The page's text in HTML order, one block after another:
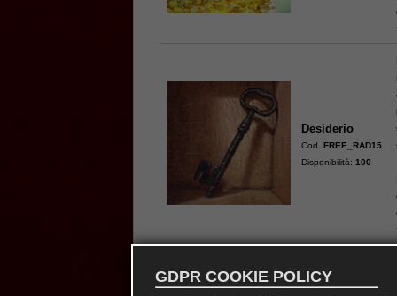
Desiderio
Cod.FREE_RAD15
Disponibilità:100
GDPR COOKIE POLICY